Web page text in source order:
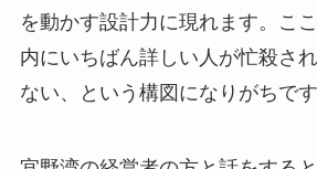
を動かす設計力に現れます。こ
内にいちばん詳しい人が忙殺さ
ない、という構図になりがちです